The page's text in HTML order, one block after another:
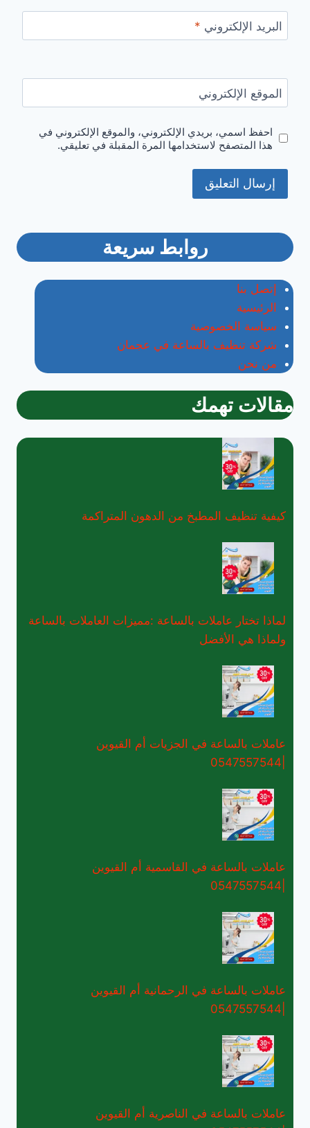
البريد الإلكتروني *
الموقع الإلكتروني
احفظ اسمي، بريدي الإلكتروني، والموقع الإلكتروني في
هذا المتصفح لاستخدامها المرة المقبلة في تعليقي.
روابط سريعة
إتصل بنا
الرئيسية
سياسة الخصوصية
شركة تنظيف بالساعة في عجمان
من نحن
مقالات تهمك
كيفية تنظيف المطبخ من الدهون المتراكمة
لماذا تختار عاملات بالساعة :مميزات العاملات بالساعة
ولماذا هي الأفضل
عاملات بالساعة في الجزيات أم القيوين
عاملات بالساعة في القاسمية أم القيوين
عاملات بالساعة في الرحمانية أم القيوين
عاملات بالساعة في الناصرية أم القيوين